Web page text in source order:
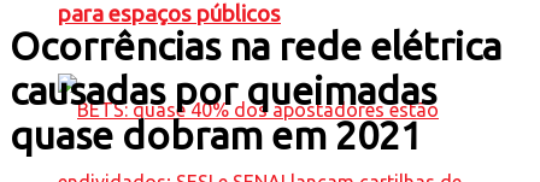
para espaços públicos
Ocorrências na rede elétrica
causadas por queimadas
quase dobram em 2021